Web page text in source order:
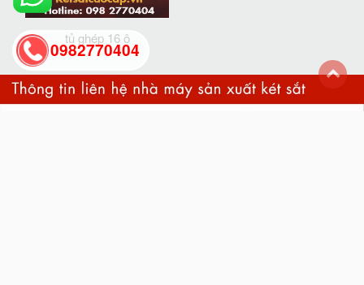
tủ ghép 16 ô
0982770404
back